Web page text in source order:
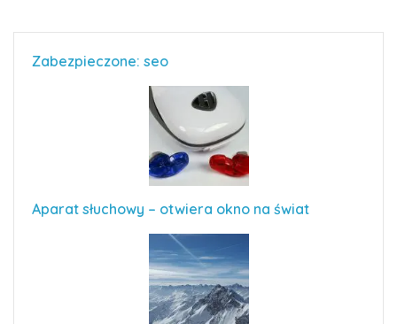
Zabezpieczone: seo
Aparat słuchowy – otwiera okno na świat